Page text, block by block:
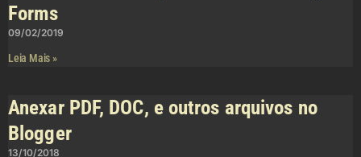
Forms
09/02/2019
Leia Mais »
Anexar PDF, DOC, e outros arquivos no
Blogger
13/10/2018